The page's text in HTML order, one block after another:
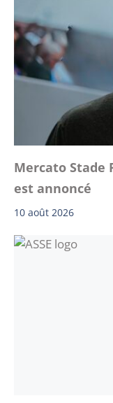
Mercato Stade
est annoncé
10 août 2026